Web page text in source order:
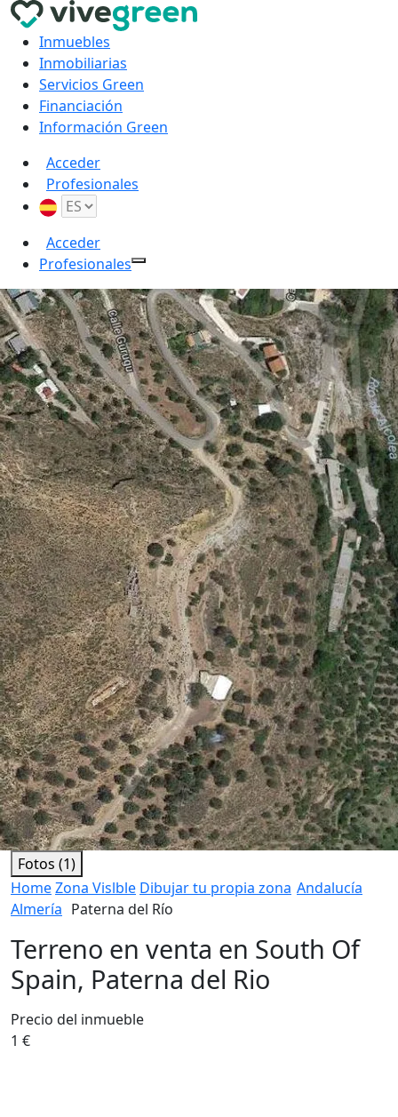
Inmuebles
Inmobiliarias
Servicios Green
Financiación
Información Green
Acceder
Profesionales
Acceder
Profesionales
Fotos (1)
HomeZona Vislble Dibujar tu propia zona Andalucía
Almería Paterna del Río
Terreno en venta en South Of
Spain, Paterna del Rio
Precio del inmueble
1 €